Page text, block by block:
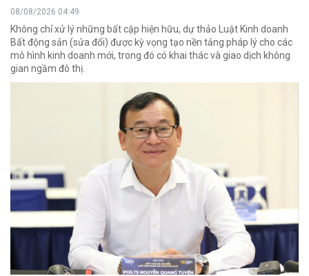
08/08/2026 04:49
Không chỉ xử lý những bất cập hiện hữu, dự thảo Luật Kinh doanh
Bất động sản (sửa đổi) được kỳ vọng tạo nền tảng pháp lý cho các
mô hình kinh doanh mới, trong đó có khai thác và giao dịch không
gian ngầm đô thị.